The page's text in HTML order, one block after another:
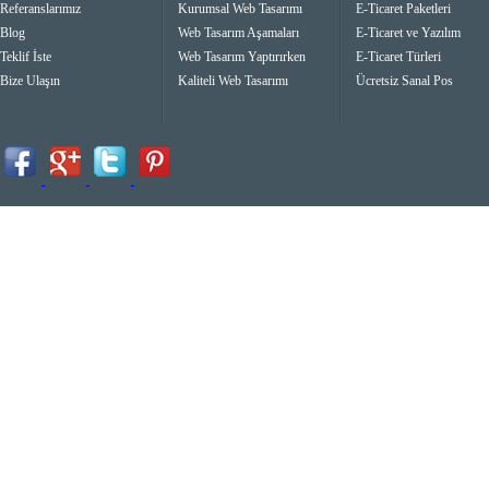
Referanslarımız
Blog
Teklif İste
Bize Ulaşın
Kurumsal Web Tasarımı
Web Tasarım Aşamaları
Web Tasarım Yaptırırken
Kaliteli Web Tasarımı
E-Ticaret Paketleri
E-Ticaret ve Yazılım
E-Ticaret Türleri
Ücretsiz Sanal Pos